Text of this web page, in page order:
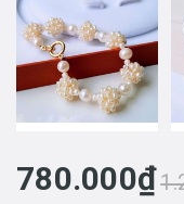
780.000₫